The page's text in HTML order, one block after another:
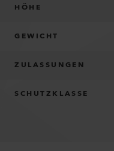
HÖHE
GEWICHT
ZULASSUNGEN
SCHUTZKLASSE